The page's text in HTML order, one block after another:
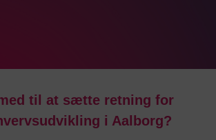
til at sætte retning for
i Aalborg?